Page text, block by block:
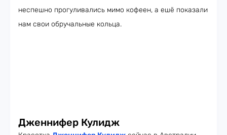
неспешно прогуливались мимо кофеен, а ешё показали
нам свои обручальные кольца.
Дженнифер Кулидж